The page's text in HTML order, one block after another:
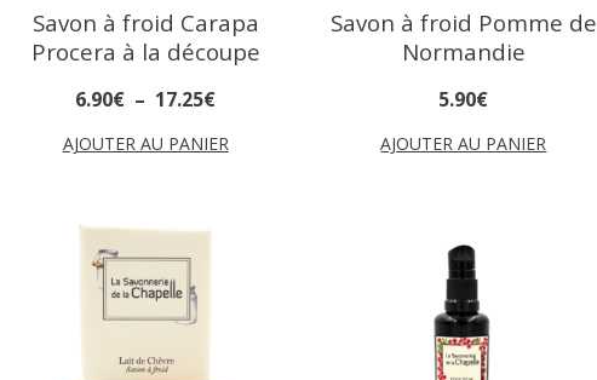
Savon à froid Carapa
Procera à la découpe
6.90€ – 17.25€
AJOUTER AU PANIER
Savon à froid Pomme de
Normandie
5.90€
AJOUTER AU PANIER